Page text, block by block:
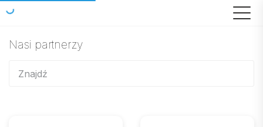
Nasi partnerzy